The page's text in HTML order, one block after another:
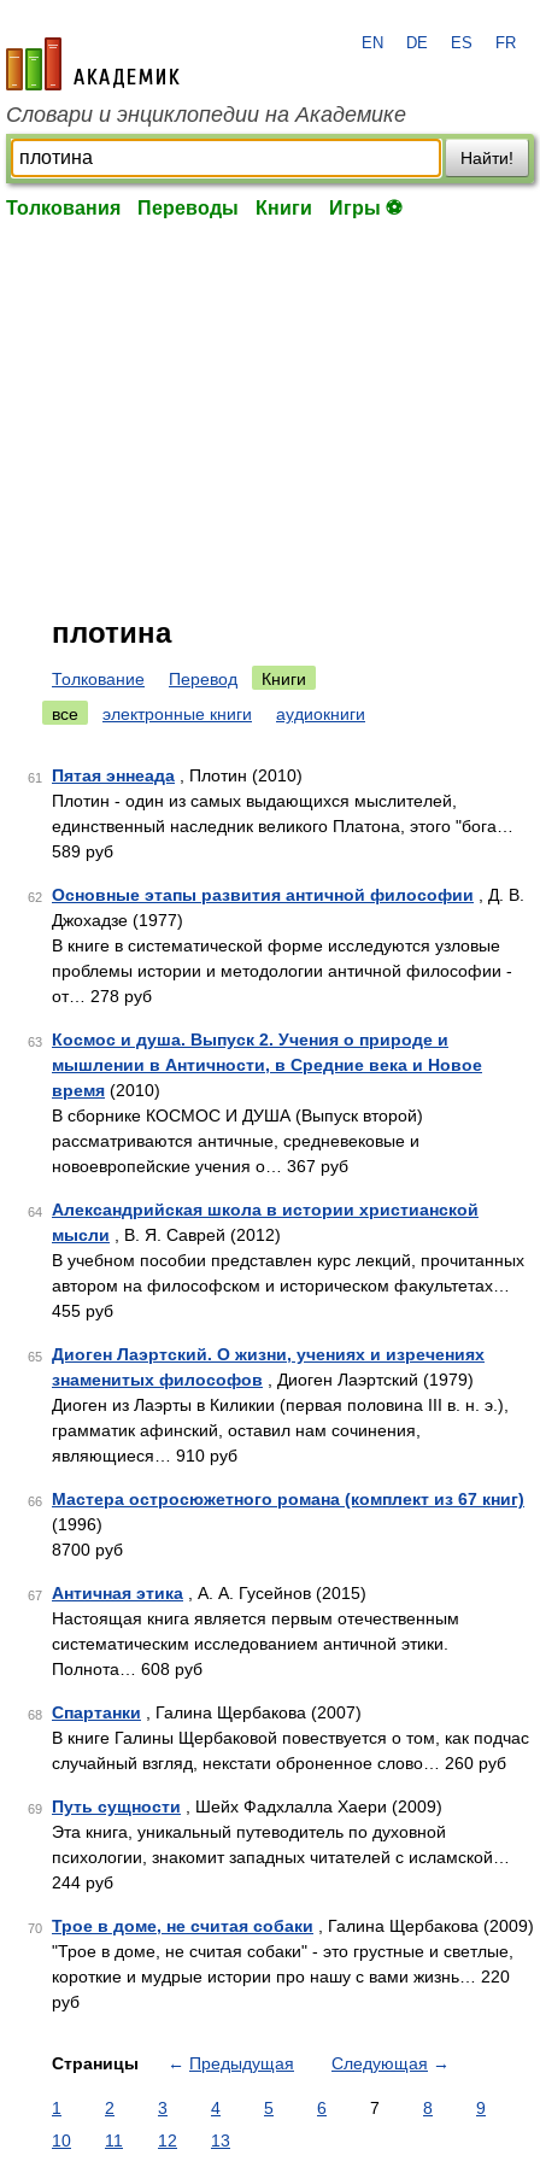
academic.ru
EN DE ES FR
Словари и энциклопедии на Академике
Найти!
Толкования Переводы Книги Игры ⚽
плотина
Толкование Перевод
Книги
все
электронные книги аудиокниги
61 Пятая эннеада , Плотин (2010)
Плотин - один из самых выдающихся мыслителей,
единственный наследник великого Платона, этого "бога…
589 руб
62 Основные этапы развития античной философии , Д. В.
Джохадзе (1977)
В книге в систематической форме исследуются узловые
проблемы истории и методологии античной философии -
от… 278 руб
63
Космос и душа. Выпуск 2. Учения о природе и
мышлении в Античности, в Средние века и Новое
время (2010)
В сборнике КОСМОС И ДУША (Выпуск второй)
рассматриваются античные, средневековые и
новоевропейские учения о… 367 руб
64
Александрийская школа в истории христианской
мысли , В. Я. Саврей (2012)
В учебном пособии представлен курс лекций, прочитанных
автором на философском и историческом факультетах…
455 руб
65
Диоген Лаэртский. О жизни, учениях и изречениях
знаменитых философов , Диоген Лаэртский (1979)
Диоген из Лаэрты в Киликии (первая половина III в. н. э.),
грамматик афинский, оставил нам сочинения,
являющиеся… 910 руб
66
Мастера остросюжетного романа (комплект из 67 книг)
(1996)
8700 руб
67 Античная этика , А. А. Гусейнов (2015)
Настоящая книга является первым отечественным
систематическим исследованием античной этики.
Полнота… 608 руб
68 Спартанки , Галина Щербакова (2007)
В книге Галины Щербаковой повествуется о том, как подчас
случайный взгляд, некстати оброненное слово… 260 руб
69 Путь сущности , Шейх Фадхлалла Хаери (2009)
Эта книга, уникальный путеводитель по духовной
психологии, знакомит западных читателей с исламской…
244 руб
70 Трое в доме, не считая собаки , Галина Щербакова (2009)
"Трое в доме, не считая собаки" - это грустные и светлые,
короткие и мудрые истории про нашу с вами жизнь… 220
руб
Страницы ← Предыдущая Следующая →
1 2 3 4 5 6 7 8
9
10
11 12 13